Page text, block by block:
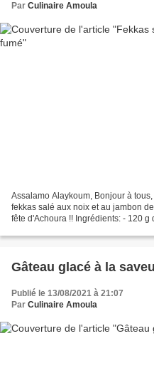
Par Culinaire Amoula
Assalamo Alaykoum, Bonjour à
fekkas salé aux noix et au jambon
fête d'Achoura !! Ingrédients: - 120
Gâteau glacé à la
Publié le 13/08/2021 à 21:07
Par Culinaire Amoula